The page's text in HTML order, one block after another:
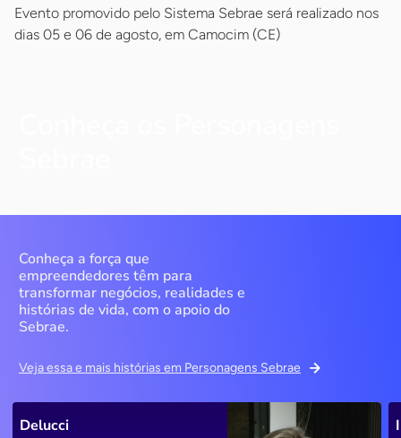
Evento promovido pelo Sistema Sebrae será realizado nos
dias 05 e 06 de agosto, em Camocim (CE)
Conheça a força que
empreendedores têm para
transformar negócios, realidades e
histórias de vida, com o apoio do
Sebrae.
Veja essa e mais histórias em Personagens Sebrae
Delucci